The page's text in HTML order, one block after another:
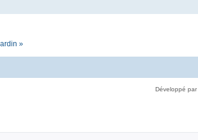
»
Développé par